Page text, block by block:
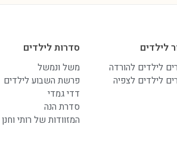
לילדים
לילדים להורדה
לילדים לצפיה
סדרות לילדים
משל ונמשל
פרשת השבוע לילדים
דדי גמדי
סדרת הנה
המזוודות של רותי וחנן